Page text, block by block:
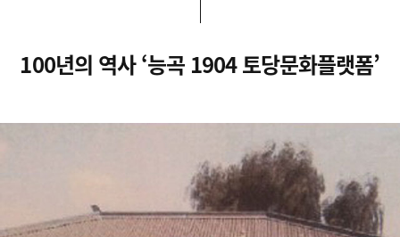
100년의 역사 ‘능곡 1904 토당문화플랫폼’